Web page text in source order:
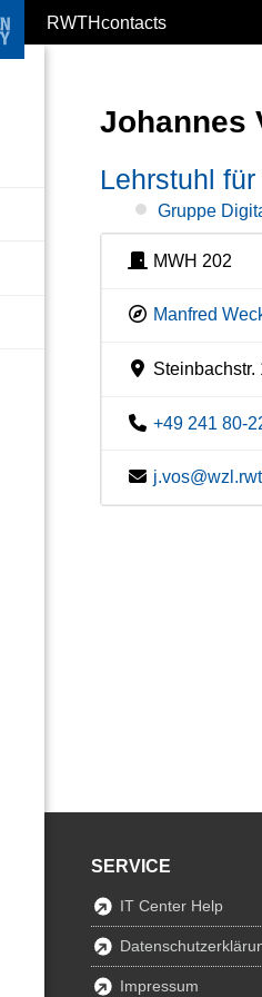
RWTHcontacts
Johannes
Lehrstuhl
Gruppe
MWH 202
Manfred
Steinbachstr.
+49 241 80-
SERVICE
IT Center Help
Impressum